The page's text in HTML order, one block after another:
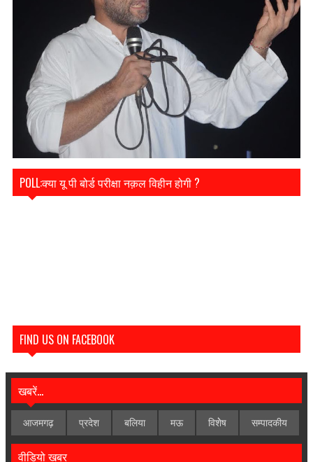
POLL:क्या यू पी बोर्ड परीक्षा नक़ल विहीन होगी ?
FIND US ON FACEBOOK
खबरें...
आजमगढ़ प्रदेश बलिया मऊ विशेेष सम्पादकीय
वीडियो खबर